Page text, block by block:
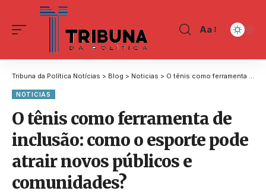
Aa
Tribuna da Política Notícias > Blog > Noticias > O tênis como ferramenta de inclusão: como o esporte pode atrair novos públicos e comunidades?
NOTICIAS
O tênis como ferramenta de
inclusão: como o esporte pode
atrair novos públicos e
comunidades?